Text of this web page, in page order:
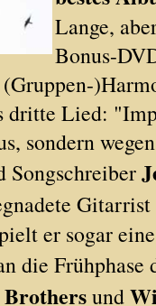
Lange,
Bonus-
dritte Lied:
sondern
Songschreiber
Gitarrist
er sogar
die
und